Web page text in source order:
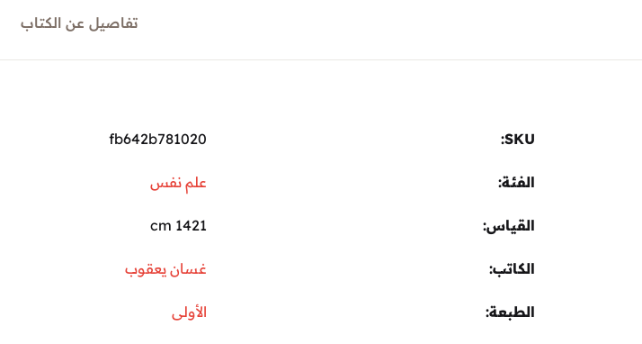
تفاصيل عن الكتاب
SKU:
fb642b781020
الفئة: علم نفس
القياس 1421 cm
الكاتب غسان يعقوب
الطبعة الأولى